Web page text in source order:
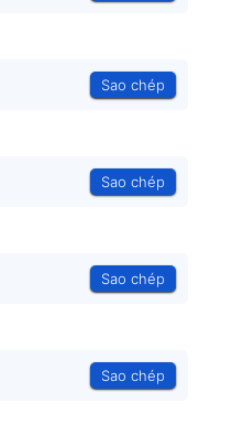
Sao chép
Sao chép
Sao chép
Sao chép